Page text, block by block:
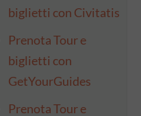
biglietti con Civitatis
Prenota Tour e
biglietti con
GetYourGuides
Prenota Tour e